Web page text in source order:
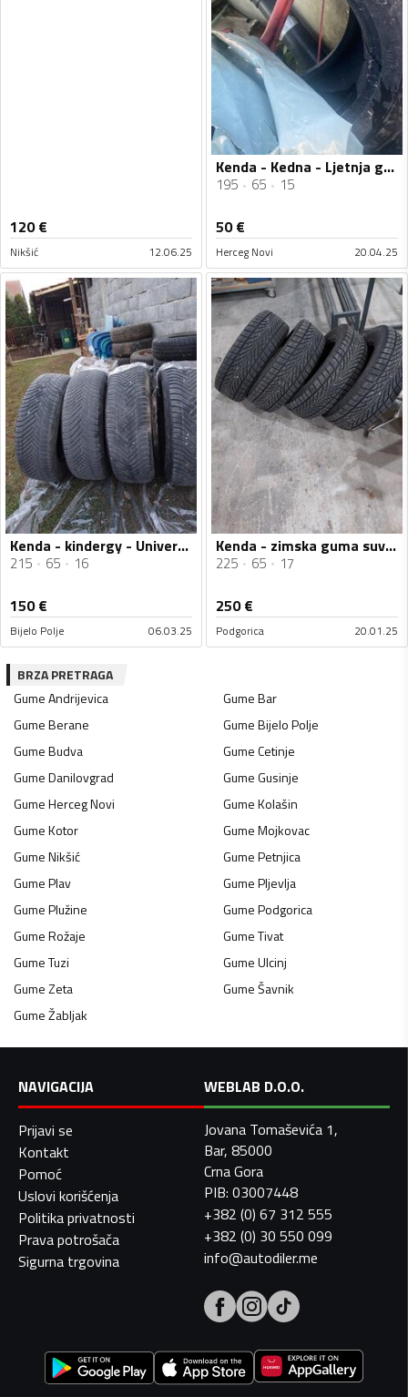
120€
Nikšić 12.06.25
Kenda - Kedna - Ljetnja guma
195 65 15
50€
Herceg Novi 20.04.25
Kenda - kindergy - Univerzalna guma
215 65 16
150€
Bijelo Polje 06.03.25
Kenda - zimska guma suv - Zimska guma
225 65 17
250€
Podgorica 20.01.25
BRZA PRETRAGA
GumeAndrijevica GumeBar
GumeBerane GumeBijelo Polje
GumeBudva GumeCetinje
GumeDanilovgrad GumeGusinje
GumeHerceg Novi GumeKolašin
GumeKotor GumeMojkovac
GumeNikšić GumePetnjica
GumePlav GumePljevlja
GumePlužine GumePodgorica
GumeRožaje GumeTivat
GumeTuzi GumeUlcinj
GumeZeta GumeŠavnik
GumeŽabljak
NAVIGACIJA
Prijavi se
Kontakt
Pomoć
Uslovi korišćenja
Politika privatnosti
Prava potrošača
Sigurna trgovina
WEBLAB D.O.O.
Jovana Tomaševića 1,
Bar, 85000
Crna Gora
PIB: 03007448
+382 (0) 67 312 555
+382 (0) 30 550 099
info@autodiler.me